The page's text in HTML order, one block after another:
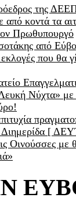
της
κοντά τα
Πρωθυπουργό
από
εκλογές που θα
Νύχτα» με
Διημερίδα [
με